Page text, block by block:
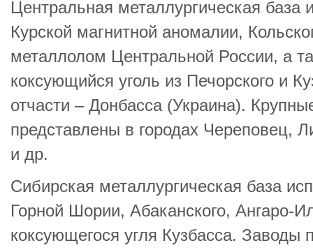
Центральная металлургическая база
Курской магнитной аномалии,
металлолом Центральной России, а
коксующийся уголь из Печорского и
отчасти – Донбасса (Украина).
представлены в городах Череповец,
и др.
Сибирская металлургическая база
Горной Шории, Абаканского, Ангаро-
коксующегося угля Кузбасса. Заводы